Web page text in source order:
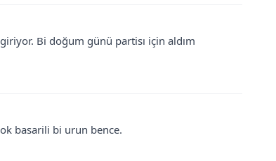
Bi doğum günü partisı için aldım
basarili bi urun bence.